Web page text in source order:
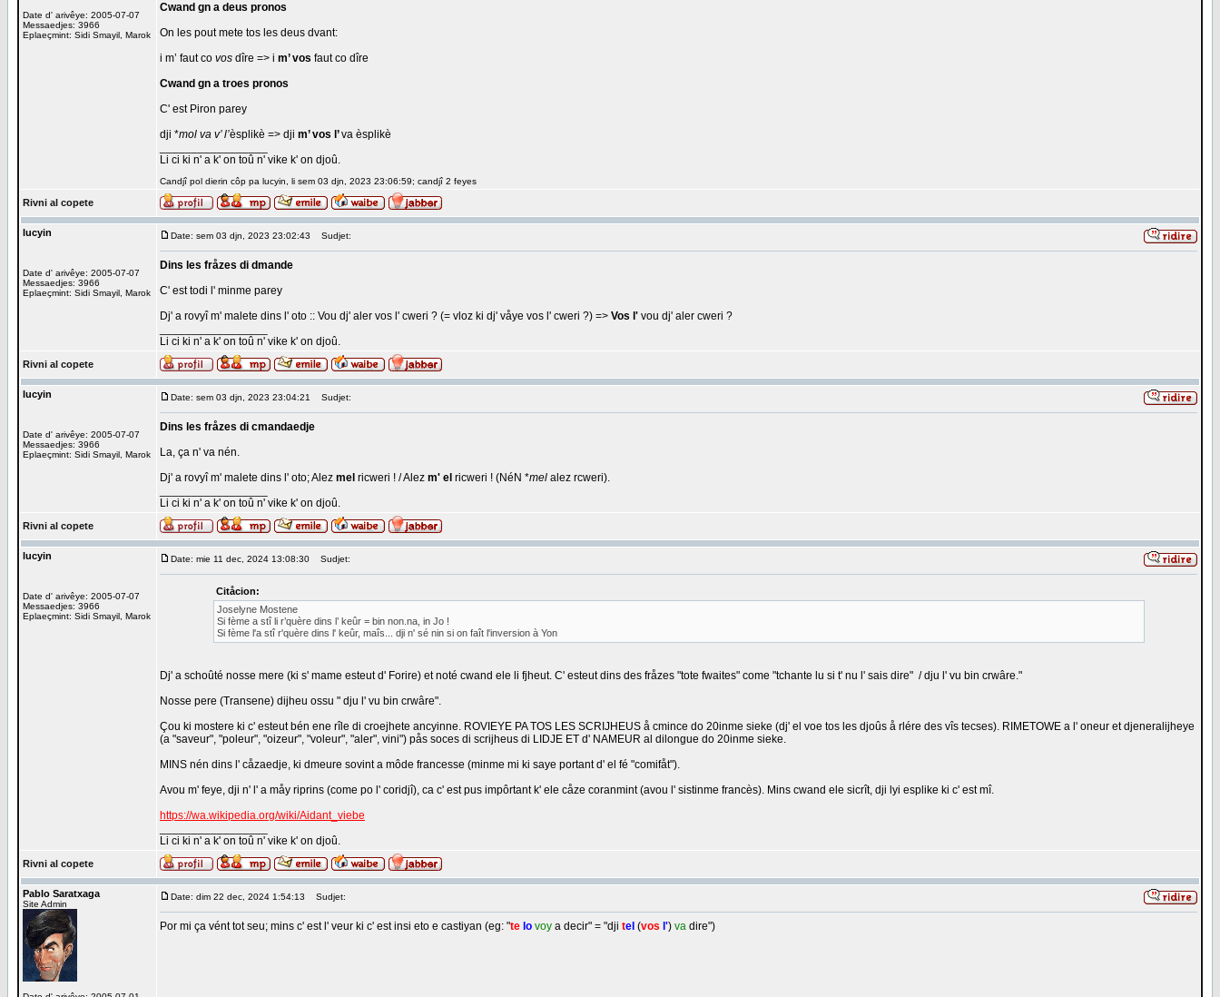
Date d' arivêye: 2005-07-07
Messaedjes: 3966
Eplaeçmint: Sidi Smayil, Marok
Cwand gn a deus pronos
On les pout mete tos les deus dvant:
i m’ faut co vos dîre => i m’ vos faut co dîre
Cwand gn a troes pronos
C' est Piron parey
dji *mol va v’ l’èsplikè => dji m’ vos l’va èsplikè
Li ci ki n' a k' on toû n' vike k' on djoû.
Candjî pol dierin côp pa lucyin, li sem 03 djn, 2023 23:06:59; candjî 2 feyes
Rivni al copete
lucyin
Date d' arivêye: 2005-07-07
Messaedjes: 3966
Eplaeçmint: Sidi Smayil, Marok
Date: sem 03 djn, 2023 23:02:43 Sudjet:
Dins les fråzes di dmande
C' est todi l' minme parey
Dj' a rovyî m' malete dins l' oto :: Vou dj' aler vos l' cweri ? (= vloz ki dj' våye vos l' cweri ?) => Vos l' vou dj' aler cweri ?
Li ci ki n' a k' on toû n' vike k' on djoû.
Rivni al copete
lucyin
Date d' arivêye: 2005-07-07
Messaedjes: 3966
Eplaeçmint: Sidi Smayil, Marok
Date: sem 03 djn, 2023 23:04:21 Sudjet:
Dins les fråzes di cmandaedje
La, ça n' va nén.
Dj' a rovyî m' malete dins l' oto; Alez mel ricweri ! / Alez m' el ricweri ! (NéN *mel alez rcweri).
Li ci ki n' a k' on toû n' vike k' on djoû.
Rivni al copete
lucyin
Date d' arivêye: 2005-07-07
Messaedjes: 3966
Eplaeçmint: Sidi Smayil, Marok
Date: mie 11 dec, 2024 13:08:30 Sudjet:
Citåcion:
Joselyne Mostene
Si fème a stî li r’quère dins l’ keûr = bin non.na, in Jo !
Si fème l'a stî r'quère dins l' keûr, maîs... dji n' sé nin si on faît l'inversion à Yon
Dj' a schoûté nosse mere (ki s' mame esteut d' Forire) et noté cwand ele li fjheut. C' esteut dins des fråzes "tote fwaites" come "tchante lu si t' nu l' sais dire" / dju l' vu bin crwâre."
Nosse pere (Transene) dijheu ossu " dju l' vu bin crwâre".
Çou ki mostere ki c' esteut bén ene rîle di croejhete ancyinne. ROVIEYE PA TOS LES SCRIJHEUS å cmince do 20inme sieke (dj' el voe tos les djoûs å rlére des vîs tecses). RIMETOWE a l' oneur et djeneralijheye
(a "saveur", "poleur", "oizeur", "voleur", "aler", vini") pås soces di scrijheus di LIDJE ET d' NAMEUR al dilongue do 20inme sieke.
MINS nén dins l' cåzaedje, ki dmeure sovint a môde francesse (minme mi ki saye portant d' el fé "comifåt").
Avou m' feye, dji n' l' a måy riprins (come po l' coridjî), ca c' est pus impôrtant k' ele cåze coranmint (avou l' sistinme francès). Mins cwand ele sicrît, dji lyi esplike ki c' est mî.
https://wa.wikipedia.org/wiki/Aidant_viebe
Li ci ki n' a k' on toû n' vike k' on djoû.
Rivni al copete
Pablo Saratxaga
Site Admin
Date: dim 22 dec, 2024 1:54:13 Sudjet:
Por mi ça vént tot seu; mins c' est l' veur ki c' est insi eto e castiyan (eg: "te lo voy a decir" = "dji tel (vos l') va dire")